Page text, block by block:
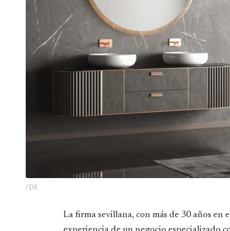
/ DS
La firma sevillana, con más de 30 años en el sector y sede en Dos Hermanas, combina la